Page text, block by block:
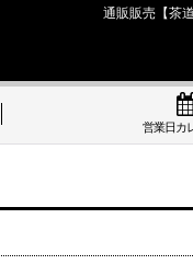
通販販売【茶
営業日カ